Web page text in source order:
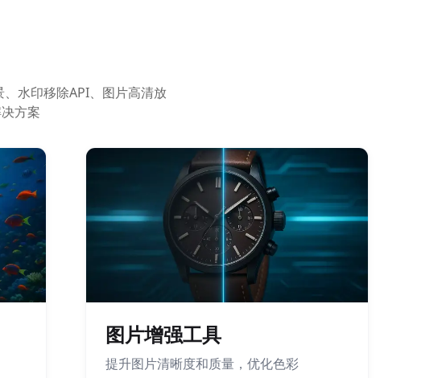
水印移除API、图片高清放
方案
图片增强工具
提升图片清晰度和质量，优化色彩